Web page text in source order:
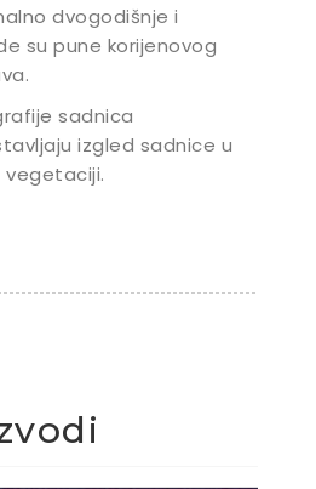
dvogodišnje i
su pune korijenovog
sadnica
izgled sadnice u
vegetaciji.